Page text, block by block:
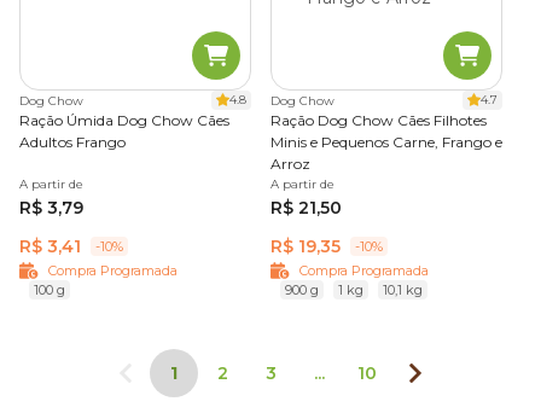
Dog Chow 4.8
Ração Úmida Dog Chow Cães
Adultos Frango
A partir de
R$ 3,79
R$ 3,41
-10%
Compra Programada
100 g
Dog Chow 4.7
Ração Dog Chow Cães Filhotes
Minis e Pequenos Carne, Frango e
Arroz
A partir de
R$ 21,50
R$ 19,35
-10%
Compra Programada
900 g
1 kg 10,1 kg
1 2 3 ... 10